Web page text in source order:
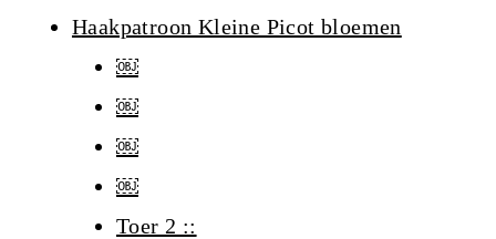
Haakpatroon Kleine Picot bloemen
￼
￼
￼
￼
Toer 2 ::